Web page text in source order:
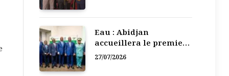
Eau : Abidjan
accueillera le premier
Forum régional de
27/07/2026